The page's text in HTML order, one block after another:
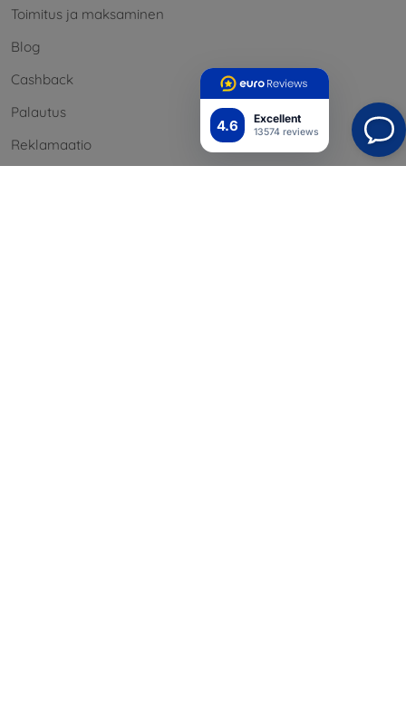
4.6 Excellent
13574 reviews
Toimitus ja maksaminen
Blog
Cashback
Palautus
Reklamaatio